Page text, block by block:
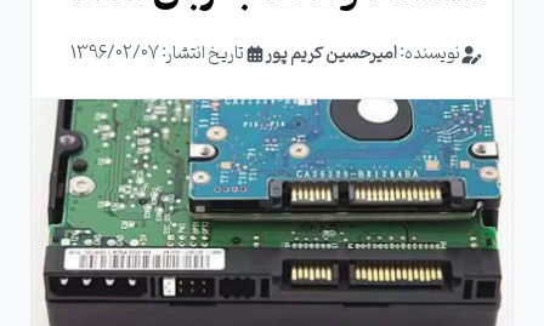
نویسنده:امیرحسین کریم پور تاریخ انتشار: 1396/02/07